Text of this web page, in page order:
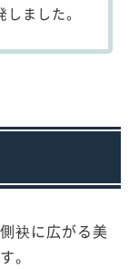
しました。
袂に広がる美
。